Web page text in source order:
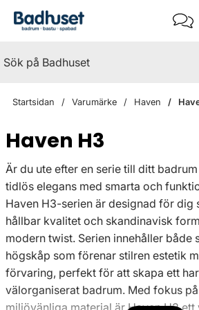
Startsidan Varumärke Haven
Haven H3
Är du ute efter en serie till ditt
tidlös elegans med smarta och
Haven H3-serien är designad för dig
hållbar kvalitet och skandinavisk
modern twist. Serien innehåller både
högskåp som förenar stilren estetik
förvaring, perfekt för att skapa ett
välorganiserat badrum. Med fokus
miljövänliga material är Haven H3 ett